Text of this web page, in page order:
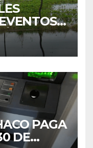
SER UN
PAGA
DE